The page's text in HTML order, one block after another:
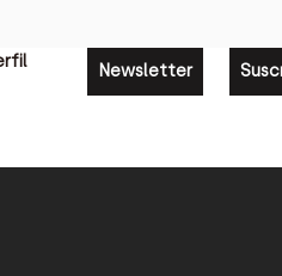
Newsletter